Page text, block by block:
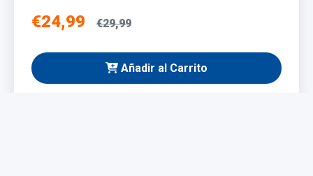
€24,99 €29,99
Añadir al Carrito